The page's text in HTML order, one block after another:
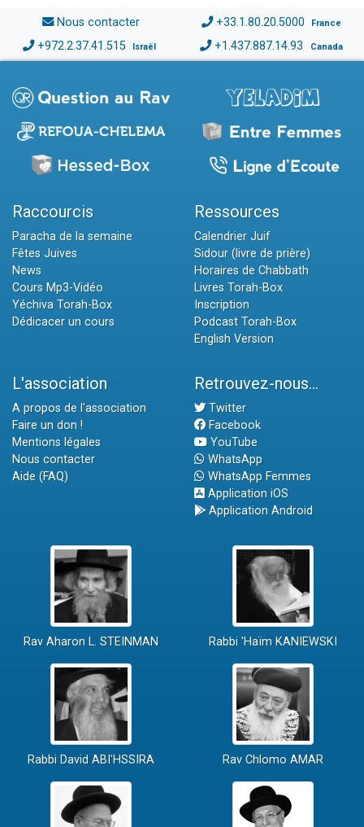
Nous contacter +33.1.80.20.5000 France
+972.2.37.41.515 Israël +1.437.887.14.93 Canada
Raccourcis
Paracha de la semaine
Fêtes Juives
News
Cours Mp3-Vidéo
Yéchiva Torah-Box
Dédicacer un cours
Ressources
Calendrier Juif
Sidour (livre de prière)
Horaires de Chabbath
Livres Torah-Box
Inscription
Podcast Torah-Box
English Version
L'association
A propos de l'association
Faire un don !
Mentions légales
Nous contacter
Aide (FAQ)
Retrouvez-nous...
Twitter
Facebook
YouTube
WhatsApp
WhatsApp Femmes
Application iOS
Application Android
Rav Aharon L. STEINMAN Rabbi 'Haïm KANIEWSKI
Rabbi David ABI'HSSIRA Rav Chlomo AMAR